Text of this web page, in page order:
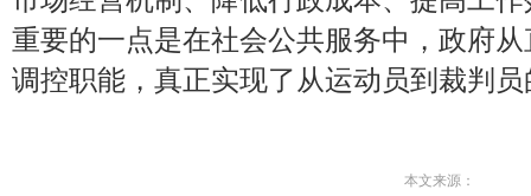
重要的一点是在社会公共服务中，政府
调控职能，真正实现了从运动员到裁判
本文来源：